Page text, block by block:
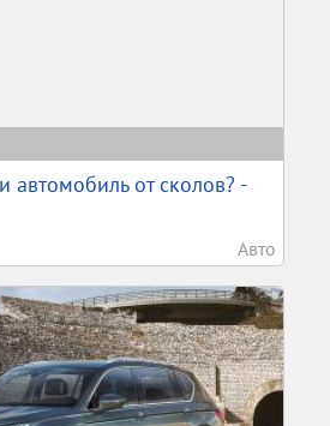
автомобиль от сколов? -
Авто